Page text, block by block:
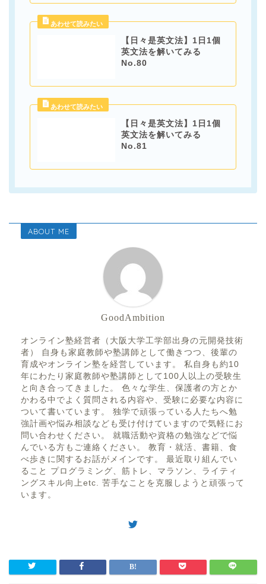
【日々是英文法】1日1個
英文法を解いてみる
No.80
英文法を解いてみる
GoodAmbition
オンライン塾経営者（大阪大学工学部出身の元開発技術
者） 自身も家庭教師や塾講師として働きつつ、後輩の
育成やオンライン塾を経営しています。 私自身も約10
年にわたり家庭教師や塾講師として100人以上の受験生
と向き合ってきました。 色々な学生、保護者の方とか
かわる中でよく質問される内容や、受験に必要な内容に
ついて書いています。 独学で頑張っている人たちへ勉
強計画や悩み相談なども受け付けていますので気軽にお
べ歩きに関するお話がメインです。 最近取り組んでい
います。